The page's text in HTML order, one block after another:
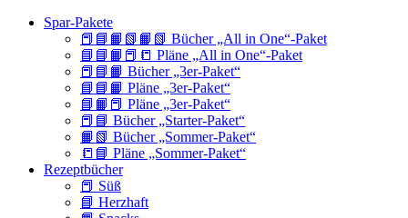
Spar-Pakete
📕📘📙📗📙📗 Bücher „All in One“-Paket
📘📘📙📕📒 Pläne „All in One“-Paket
📕📘📙 Bücher „3er-Paket“
📘📘📙 Pläne „3er-Paket“
📘📙📕 Pläne „3er-Paket“
📕📘 Bücher „Starter-Paket“
📙📗 Bücher „Sommer-Paket“
📒📘 Pläne „Sommer-Paket“
Rezeptbücher
📕 Süß
📘 Herzhaft